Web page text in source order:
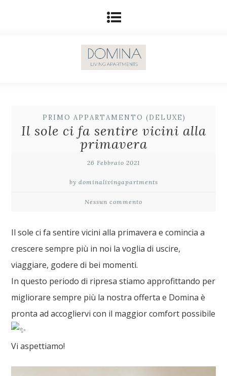
PRIMO APPARTAMENTO (DELUXE)
Il sole ci fa sentire vicini alla
primavera
26 Febbraio 2021
by dominalivingapartments
Nessun commento
Il sole ci fa sentire vicini alla primavera e comincia a
crescere sempre più in noi la voglia di uscire,
viaggiare, godere di bei momenti.
In questo periodo di ripresa stiamo approfittando per
migliorare sempre più la nostra offerta e Domina è
pronta ad accogliervi con il maggior comfort possibile
Vi aspettiamo!